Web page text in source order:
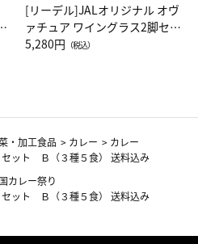
[リーデル]JALオリジナル オヴ
ァチュア ワイングラス2脚セッ
ト（レッドワイン）
5,280円 （税込）
・加工食品 > カレー > カレー
ット Ｂ（３種５食） 送料込み
カレー祭り
ット Ｂ（３種５食） 送料込み